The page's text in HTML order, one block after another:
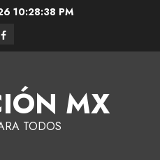
10:28:39 PM
MX
TODOS